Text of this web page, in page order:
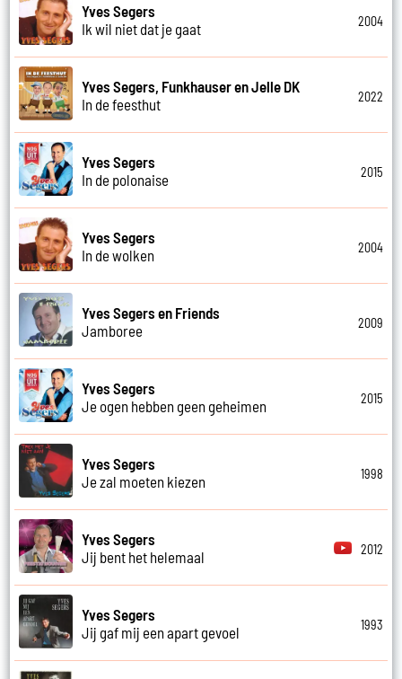
Yves Segers
Ik wil niet dat je gaat
2004
Yves Segers, Funkhauser en Jelle DK
In de feesthut
2022
Yves Segers
In de polonaise
2015
Yves Segers
In de wolken
2004
Yves Segers en Friends
Jamboree
2009
Yves Segers
Je ogen hebben geen geheimen
2015
Yves Segers
Je zal moeten kiezen
1998
Yves Segers
Jij bent het helemaal
2012
Yves Segers
Jij gaf mij een apart gevoel
1993